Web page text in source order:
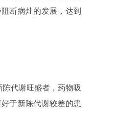
断病灶的发展，达到
代谢旺盛者，药物吸
于新陈代谢较差的患